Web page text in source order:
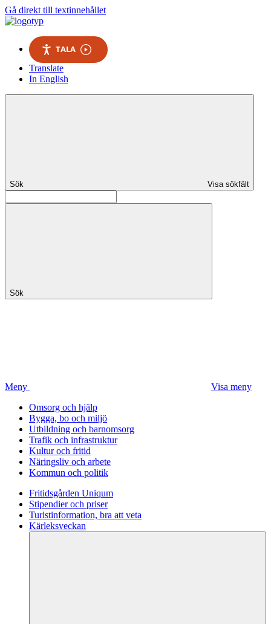
Gå direkt till textinnehållet
TALA
Translate
In English
Sök Visa sökfält
Sök
Meny
Visa meny
Omsorg och hjälp
Bygga, bo och miljö
Utbildning och barnomsorg
Trafik och infrastruktur
Kultur och fritid
Näringsliv och arbete
Kommun och politik
Fritidsgården Uniqum
Stipendier och priser
Turistinformation, bra att veta
Kärleksveckan